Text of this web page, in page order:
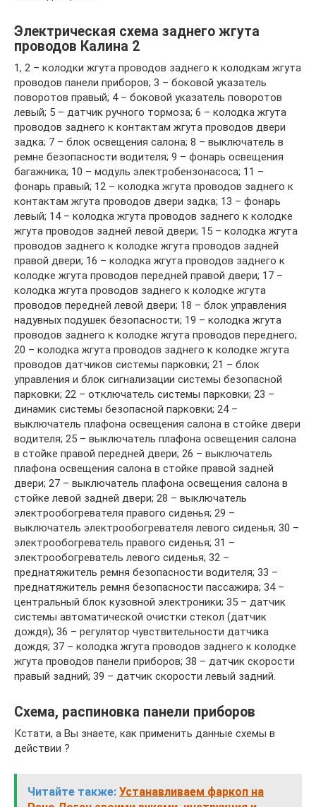
Электрическая схема заднего жгута
проводов Калина 2
1, 2 – колодки жгута проводов заднего к колодкам жгута
проводов панели приборов; 3 – боковой указатель
поворотов правый; 4 – боковой указатель поворотов
левый; 5 – датчик ручного тормоза; 6 – колодка жгута
проводов заднего к контактам жгута проводов двери
задка; 7 – блок освещения салона; 8 – выключатель в
ремне безопасности водителя; 9 – фонарь освещения
багажника; 10 – модуль электробензонасоса; 11 –
фонарь правый; 12 – колодка жгута проводов заднего к
контактам жгута проводов двери задка; 13 – фонарь
левый; 14 – колодка жгута проводов заднего к колодке
жгута проводов задней левой двери; 15 – колодка жгута
проводов заднего к колодке жгута проводов задней
правой двери; 16 – колодка жгута проводов заднего к
колодке жгута проводов передней правой двери; 17 –
колодка жгута проводов заднего к колодке жгута
проводов передней левой двери; 18 – блок управления
надувных подушек безопасности; 19 – колодка жгута
проводов заднего к колодке жгута проводов переднего;
20 – колодка жгута проводов заднего к колодке жгута
проводов датчиков системы парковки; 21 – блок
управления и блок сигнализации системы безопасной
парковки; 22 – отключатель системы парковки; 23 –
динамик системы безопасной парковки; 24 –
выключатель плафона освещения салона в стойке двери
водителя; 25 – выключатель плафона освещения салона
в стойке правой передней двери; 26 – выключатель
плафона освещения салона в стойке правой задней
двери; 27 – выключатель плафона освещения салона в
стойке левой задней двери; 28 – выключатель
электрообогревателя правого сиденья; 29 –
выключатель электрообогревателя левого сиденья; 30 –
электрообогреватель правого сиденья; 31 –
электрообогреватель левого сиденья; 32 –
преднатяжитель ремня безопасности водителя; 33 –
преднатяжитель ремня безопасности пассажира; 34 –
центральный блок кузовной электроники; 35 – датчик
системы автоматической очистки стекол (датчик
дождя); 36 – регулятор чувствительности датчика
дождя; 37 – колодка жгута проводов заднего к колодке
жгута проводов панели приборов; 38 – датчик скорости
правый задний; 39 – датчик скорости левый задний.
Схема, распиновка панели приборов
Кстати, а Вы знаете, как применить данные схемы в
действии ?
Читайте также: Устанавливаем фаркоп на